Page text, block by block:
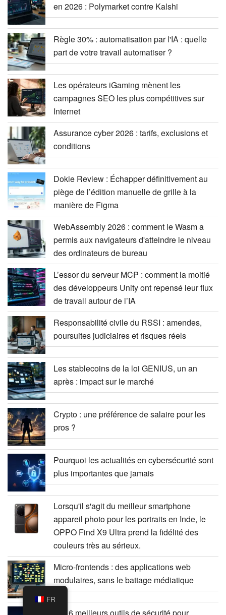
en 2026 : Polymarket contre Kalshi
Règle 30% : automatisation par l'IA : quelle
part de votre travail automatiser ?
Les opérateurs iGaming mènent les
campagnes SEO les plus compétitives sur
Internet
Assurance cyber 2026 : tarifs, exclusions et
conditions
Dokie Review : Échapper définitivement au
piège de l’édition manuelle de grille à la
manière de Figma
WebAssembly 2026 : comment le Wasm a
permis aux navigateurs d'atteindre le niveau
des ordinateurs de bureau
L’essor du serveur MCP : comment la moitié
des développeurs Unity ont repensé leur flux
de travail autour de l’IA
Responsabilité civile du RSSI : amendes,
poursuites judiciaires et risques réels
Les stablecoins de la loi GENIUS, un an
après : impact sur le marché
Crypto : une préférence de salaire pour les
pros ?
Pourquoi les actualités en cybersécurité sont
plus importantes que jamais
Lorsqu'il s'agit du meilleur smartphone
appareil photo pour les portraits en Inde, le
OPPO Find X9 Ultra prend la fidélité des
couleurs très au sérieux.
Micro-frontends : des applications web
modulaires, sans le battage médiatique
FR